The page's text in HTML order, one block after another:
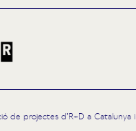
de projectes d’R+D a Catalunya i